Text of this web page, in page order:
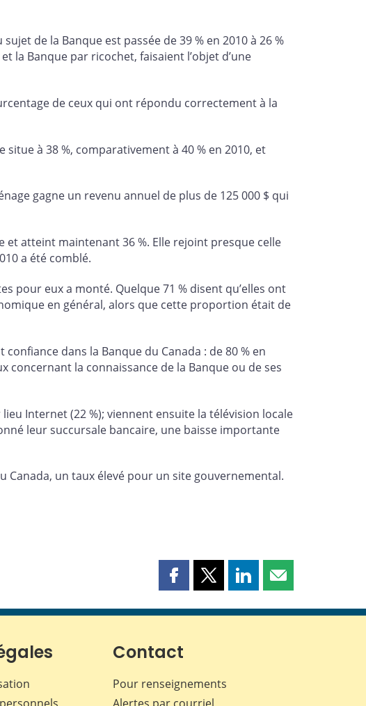
de la Banque est passée de 39 % en 2010 à 26 %
la Banque par ricochet, faisaient l’objet d’une
de ceux qui ont répondu correctement à la
à 38 %, comparativement à 40 % en 2010, et
gagne un revenu annuel de plus de 125 000 $ qui
atteint maintenant 36 %. Elle rejoint presque celle
a été comblé.
pour eux a monté. Quelque 71 % disent qu’elles ont
en général, alors que cette proportion était de
dans la Banque du Canada : de 80 % en
concernant la connaissance de la Banque ou de ses
Internet (22 %); viennent ensuite la télévision locale
leur succursale bancaire, une baisse importante
Canada, un taux élevé pour un site gouvernemental.
Partager
page
Facebook
Partager
page
Partager
page
Partager
page
Contact
Pour renseignements